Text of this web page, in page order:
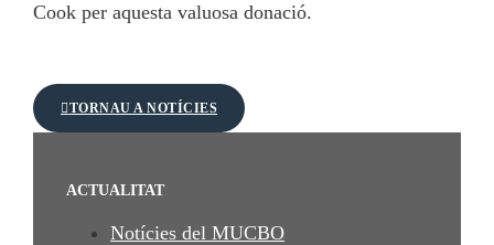
Cook per aquesta valuosa donació.
TORNAU A NOTÍCIES
ACTUALITAT
Notícies del MUCBO